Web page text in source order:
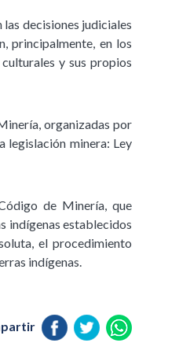
decisiones judiciales
principalmente, en los
y sus propios
organizadas por
legislación minera: Ley
de Minería, que
indígenas establecidos
el procedimiento
indígenas.